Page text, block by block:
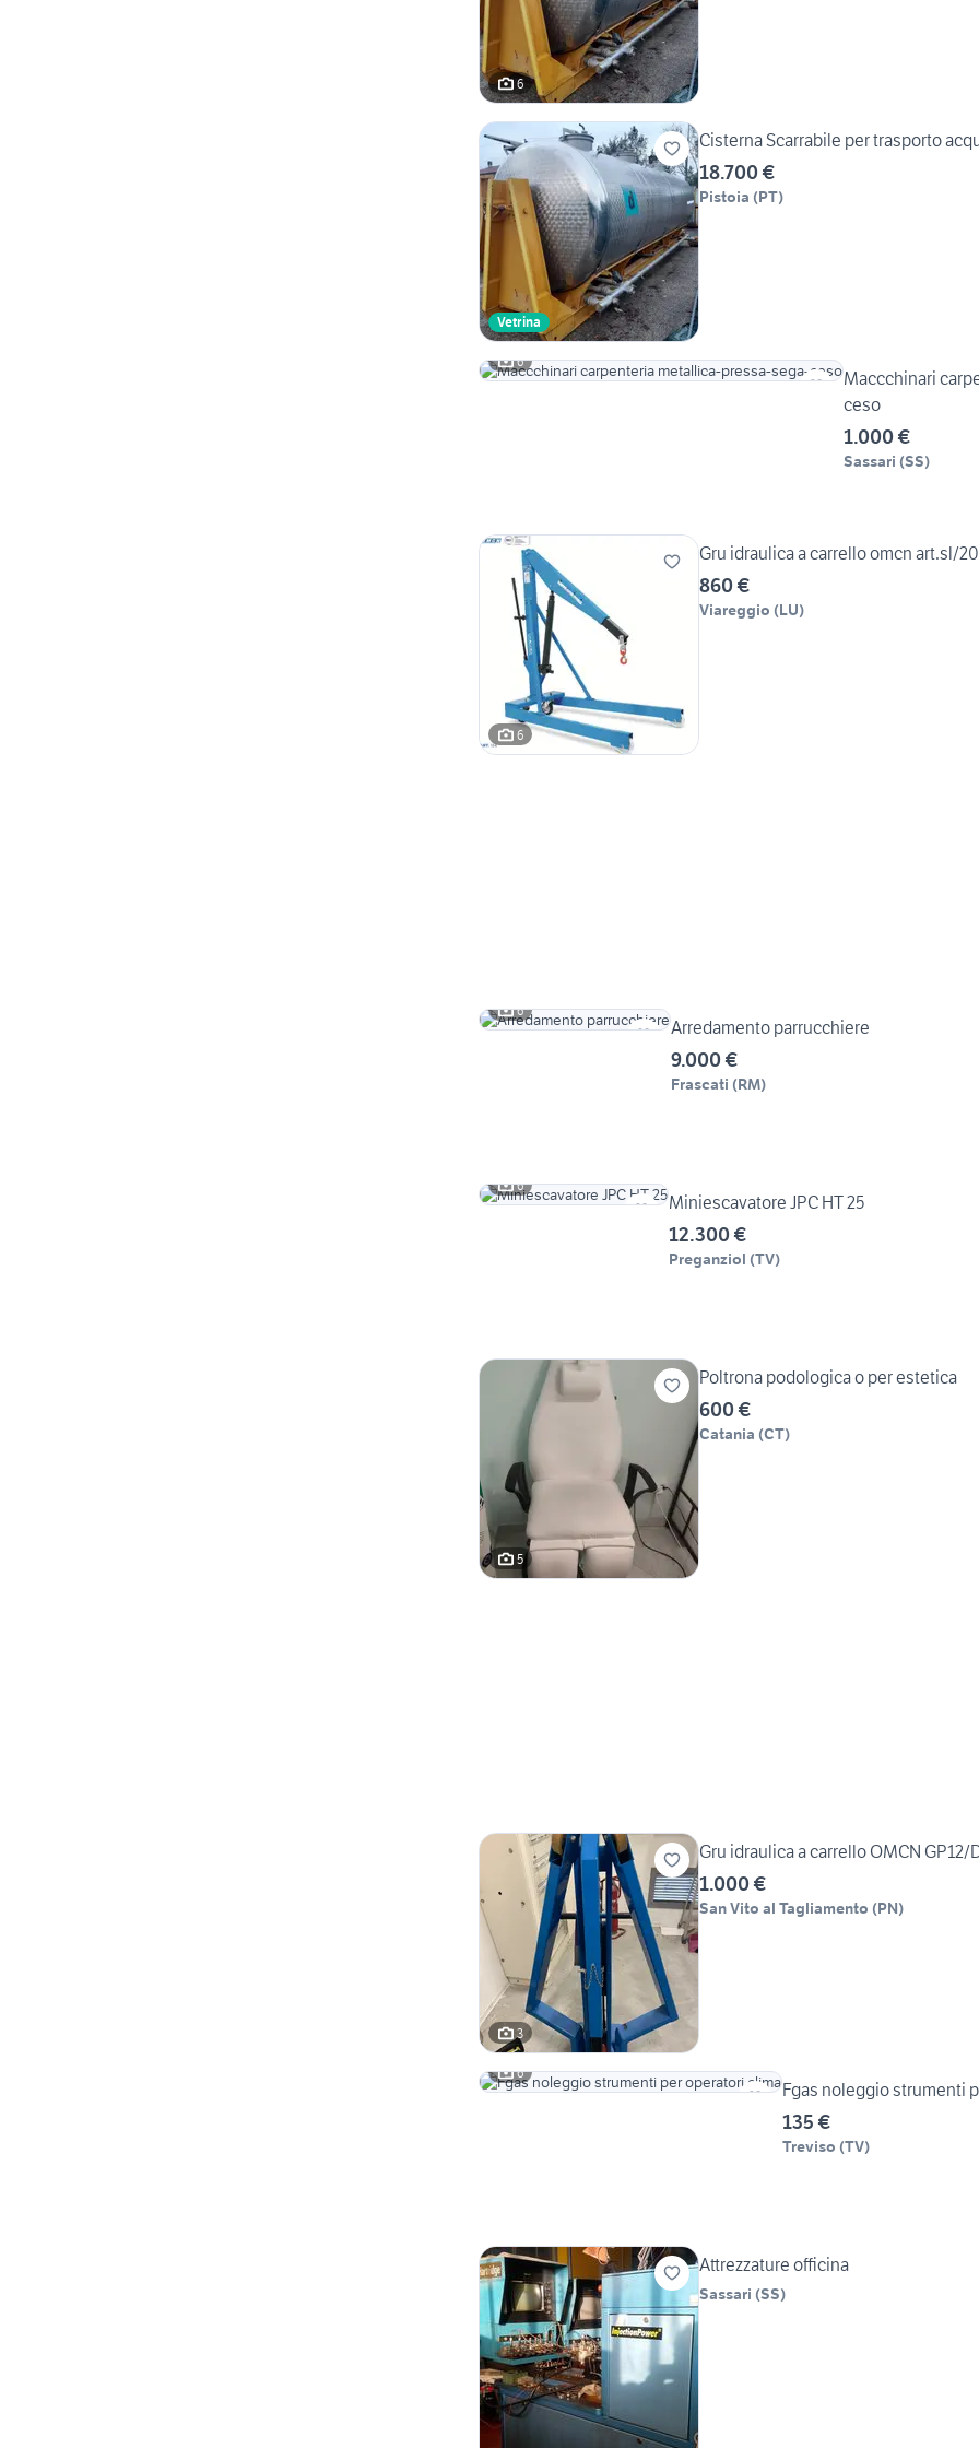
6
Vetrina
Cisterna Scarrabile per trasporto
18.700 €
Pistoia (PT)
6
Maccchinari
ceso
1.000 €
Sassari (SS)
6
Gru idraulica a carrello omcn art.sl/
860 €
Viareggio (LU)
6
Arredamento parrucchiere
9.000 €
Frascati (RM)
6
Miniescavatore JPC HT 25
12.300 €
Preganziol (TV)
5
Poltrona podologica o per estetica
600 €
Catania (CT)
3
Gru idraulica a carrello OMCN GP12/
1.000 €
San Vito al Tagliamento (PN)
6
Fgas noleggio strumenti
135 €
Treviso (TV)
Attrezzature officina
Sassari (SS)